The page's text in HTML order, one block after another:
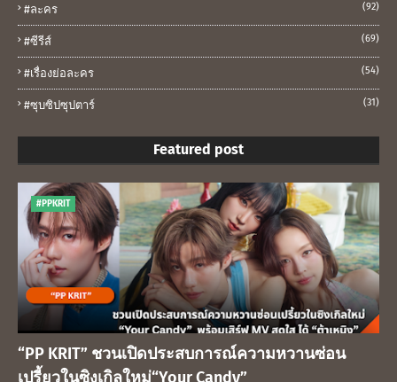
#ละคร (92)
#ซีรีส์ (69)
#เรื่องย่อละคร (54)
#ซุบซิปซุปตาร์ (31)
Featured post
#PPKRIT
“PP KRIT” ชวนเปิดประสบการณ์ความหวานซ่อน
เปรี้ยวในซิงเกิลใหม่“Your Candy”